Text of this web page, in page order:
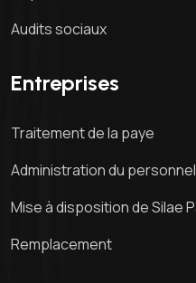
Audits sociaux
Entreprises
Traitement de la paye
Administration du personnel
Mise à disposition de Silae
Remplacement